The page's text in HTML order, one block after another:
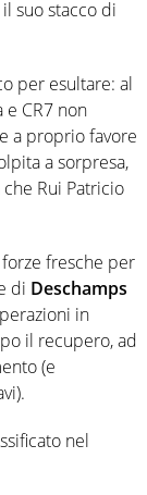
suo stacco di
per esultare: al
CR7 non
a proprio favore
a sorpresa,
Rui Patricio
forze fresche per
di Deschamps
in
il recupero, ad
(e
nel